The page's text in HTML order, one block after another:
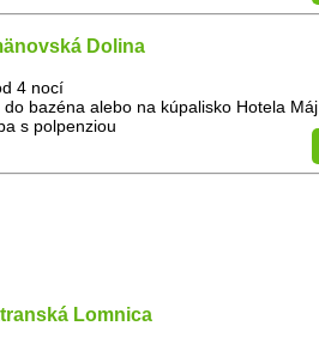
Dolina
4 nocí
bazéna alebo na kúpalisko Hotela Máj
s polpenziou
Lomnica